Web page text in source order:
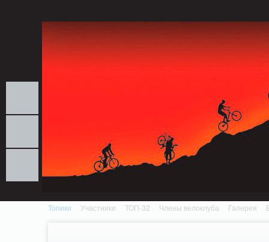
Топики Участники ТОП-32 Члены велоклуба Галерея